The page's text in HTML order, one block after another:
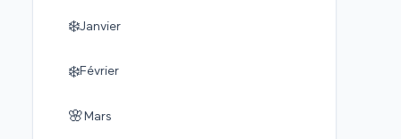
❄️Janvier
❄️Février
🌸 Mars